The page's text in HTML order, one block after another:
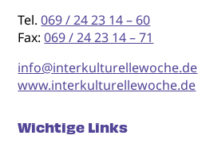
Tel.069 / 24 23 14 – 60
Fax:069 / 24 23 14 – 71
info@interkulturellewoche.de
www.interkulturellewoche.de
Wichtige Links